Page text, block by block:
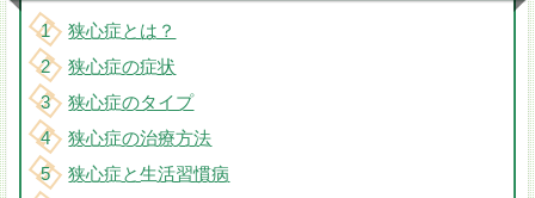
狭心症とは？
狭心症の症状
狭心症のタイプ
狭心症の治療方法
狭心症と生活習慣病